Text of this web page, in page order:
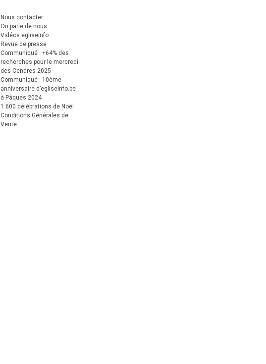
Nous contacter
On parle de nous
Vidéos egliseinfo
Revue de presse
Communiqué : +64% des
recherches pour le mercredi
des Cendres 2025
Communiqué : 10ème
anniversaire d’egliseinfo.be
à Pâques 2024
1.600 célébrations de Noël
Conditions Générales de
Vente